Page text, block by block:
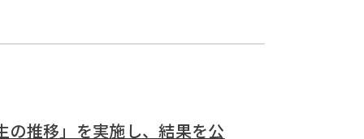
の推移」を実施し、結果を公